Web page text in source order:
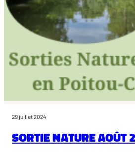
29 juillet 2024
Sortie nature août